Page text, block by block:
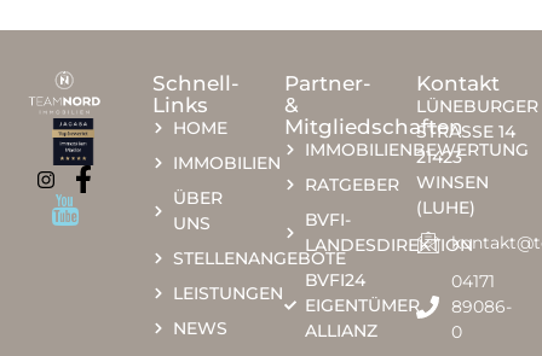
Schnell-
Links
HOME
IMMOBILIEN
ÜBER
UNS
STELLENANGEBOTE
LEISTUNGEN
NEWS
Partner-
&
Mitgliedschaften
IMMOBILIENBEWERTUNG
RATGEBER
BVFI-
LANDESDIREKTION
BVFI24
EIGENTÜMER
ALLIANZ
Kontakt
LÜNEBURGER
STRASSE 14
21423
WINSEN
(LUHE)
04171
89086-
0​​